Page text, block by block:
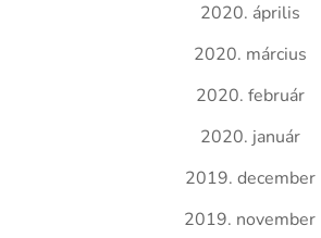
2020. április
2020. március
2020. február
2020. január
2019. december
2019. november